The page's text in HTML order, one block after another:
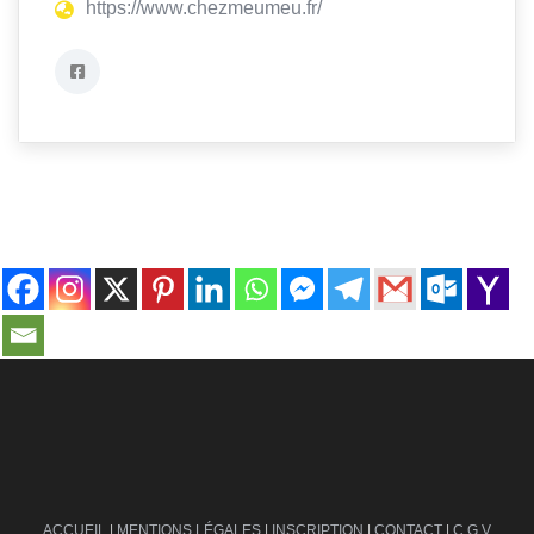
https://www.chezmeumeu.fr/
ACCUEIL | MENTIONS LÉGALES | INSCRIPTION | CONTACT | C.G.V